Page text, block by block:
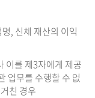
, 신체 재산의 이익
이를 제3자에게 제공
업무를 수행할 수 없
친 경우